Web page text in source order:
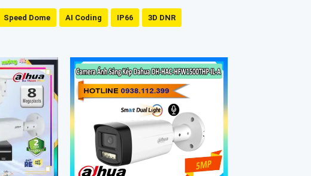
Speed Dome AI Coding IP66 3D DNR